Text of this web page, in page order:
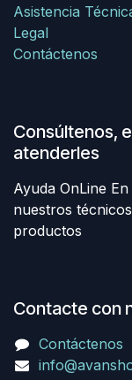
Asistencia
Legal
Contáctenos
Consúltenos,
atenderles
Ayuda OnLine
nuestros
productos
Contacte con
Contáctenos